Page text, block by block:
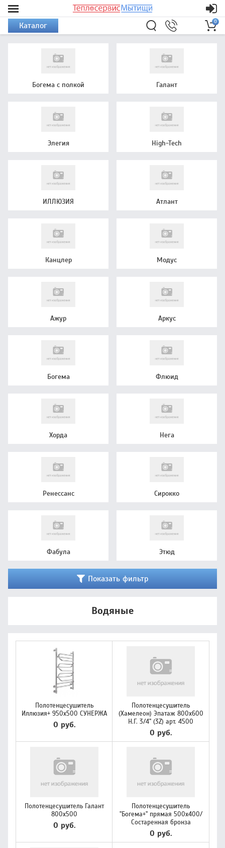
Каталог 0
Богема с полкой Галант
Элегия High-Tech
ИЛЛЮЗИЯ Атлант
Канцлер Модус
Ажур Аркус
Богема Флюид
Хорда Нега
Ренессанс Сирокко
Фабула Этюд
Показать фильтр
Водяные
Полотенцесушитель
Иллюзия+ 950х500 СУНЕРЖА
0 руб.
Полотенцесушитель
(Хамелеон) Эпатаж 800х600
Н.Г. 3/4'' (3Z) арт. 4500
0 руб.
Полотенцесушитель Галант
800х500
0 руб.
Полотенцесушитель
"Богема+" прямая 500х400/
Состаренная бронза
0 руб.